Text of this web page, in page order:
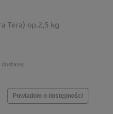
Tera) op.2,5 kg
dostawy
Powiadom o dostępności